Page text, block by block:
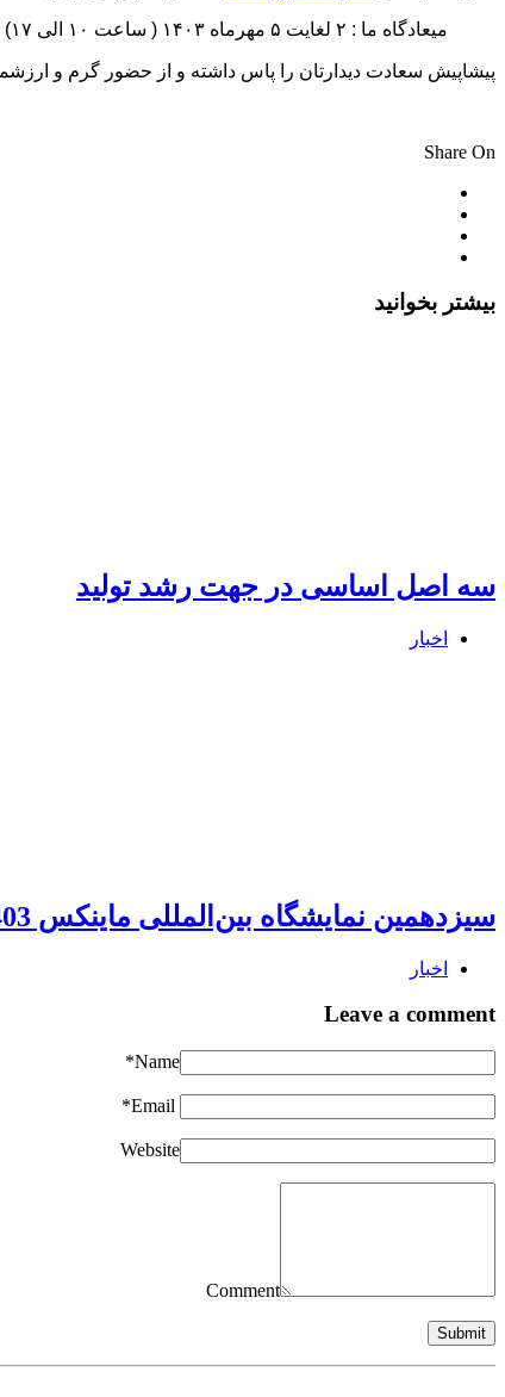
میعادگاه ما : ۲ لغایت ۵ مهرماه ۱۴۰۳ ( ساعت ۱۰ الی ۱۷) تهران مصلی امان خمینی (ره) سالن شبستان غرفه A3
پیشاپیش سعادت دیدارتان را پاس داشته و از حضور گرم و
Share On
بیشتر بخوانید
سه اصل اساسی در جهت رشد تولید
اخبار
سیزدهمین نمایشگاه بین‌المللی ماینکس 1403
اخبار
Leave a comment
Name*
Website
Comment